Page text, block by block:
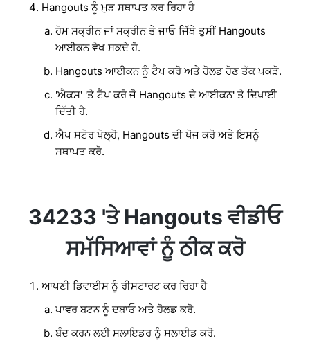
Hangouts ਨੂੰ ਮੁੜ ਸਥਾਪਤ ਕਰ ਰਿਹਾ ਹੈ
ਹੋਮ ਸਕ੍ਰੀਨ ਜਾਂ ਸਕ੍ਰੀਨ ਤੇ ਜਾਓ ਜਿੱਥੇ ਤੁਸੀਂ Hangouts
ਆਈਕਨ ਵੇਖ ਸਕਦੇ ਹੋ.
Hangouts ਆਈਕਨ ਨੂੰ ਟੈਪ ਕਰੋ ਅਤੇ ਹੋਲਡ ਹੋਣ ਤੱਕ ਪਕੜੋ.
'ਐਕਸ' 'ਤੇ ਟੈਪ ਕਰੋ ਜੋ Hangouts ਦੇ ਆਈਕਨ' ਤੇ ਦਿਖਾਈ
ਦਿੱਤੀ ਹੈ.
ਐਪ ਸਟੋਰ ਖੋਲ੍ਹੋ, Hangouts ਦੀ ਖੋਜ ਕਰੋ ਅਤੇ ਇਸਨੂੰ
ਸਥਾਪਤ ਕਰੋ.
34233 'ਤੇ Hangouts ਵੀਡੀਓ
ਸਮੱਸਿਆਵਾਂ ਨੂੰ ਠੀਕ ਕਰੋ
ਆਪਣੀ ਡਿਵਾਈਸ ਨੂੰ ਰੀਸਟਾਰਟ ਕਰ ਰਿਹਾ ਹੈ
ਪਾਵਰ ਬਟਨ ਨੂੰ ਦਬਾਓ ਅਤੇ ਹੋਲਡ ਕਰੋ.
ਬੰਦ ਕਰਨ ਲਈ ਸਲਾਇਡਰ ਨੂੰ ਸਲਾਈਡ ਕਰੋ.